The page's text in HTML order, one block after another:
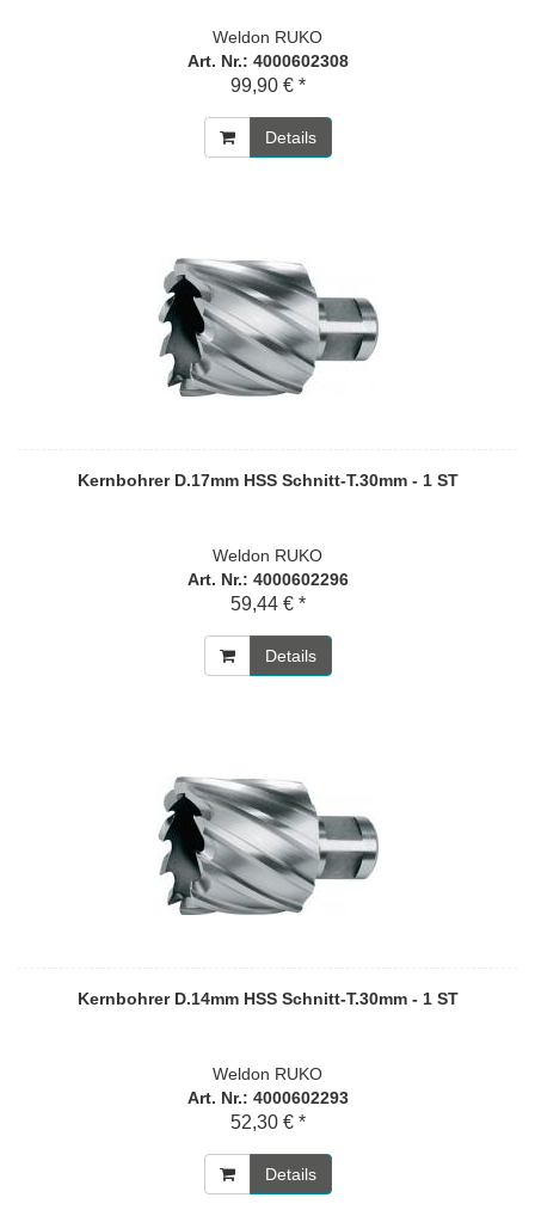
Weldon RUKO
Art. Nr.: 4000602308
99,90 € *
Details
Kernbohrer D.17mm HSS Schnitt-T.30mm - 1 ST
Weldon RUKO
Art. Nr.: 4000602296
59,44 € *
Details
Kernbohrer D.14mm HSS Schnitt-T.30mm - 1 ST
Weldon RUKO
Art. Nr.: 4000602293
52,30 € *
Details